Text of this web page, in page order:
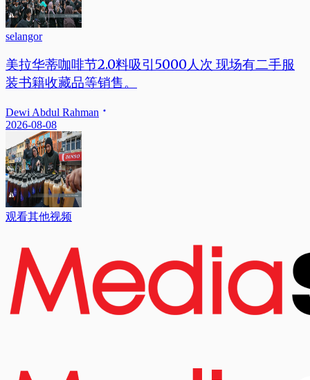
selangor
美拉华蒂咖啡节2.0料吸引5000人次 现场有二手服
装书籍收藏品等销售。
Dewi Abdul Rahman
2026-08-08
观看其他视频